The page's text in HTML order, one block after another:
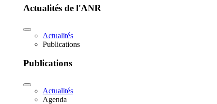
Actualités de l'ANR
Actualités
Publications
Publications
Actualités
Agenda